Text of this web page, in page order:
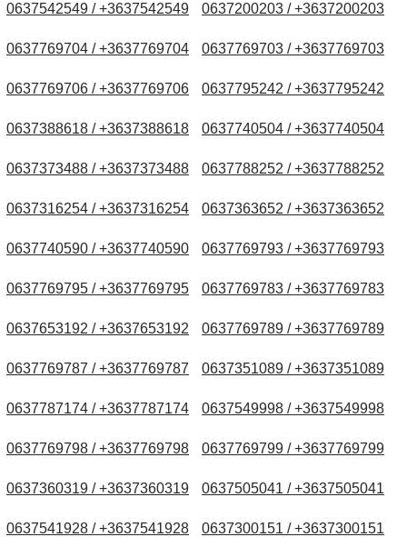
0637542549 / +3637542549 0637200203 / +3637200203
0637769704 / +3637769704 0637769703 / +3637769703
0637769706 / +3637769706 0637795242 / +3637795242
0637388618 / +3637388618 0637740504 / +3637740504
0637373488 / +3637373488 0637788252 / +3637788252
0637316254 / +3637316254 0637363652 / +3637363652
0637740590 / +3637740590 0637769793 / +3637769793
0637769795 / +3637769795 0637769783 / +3637769783
0637653192 / +3637653192 0637769789 / +3637769789
0637769787 / +3637769787 0637351089 / +3637351089
0637787174 / +3637787174 0637549998 / +3637549998
0637769798 / +3637769798 0637769799 / +3637769799
0637360319 / +3637360319 0637505041 / +3637505041
0637541928 / +3637541928 0637300151 / +3637300151